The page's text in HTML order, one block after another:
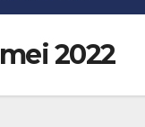
mei 2022